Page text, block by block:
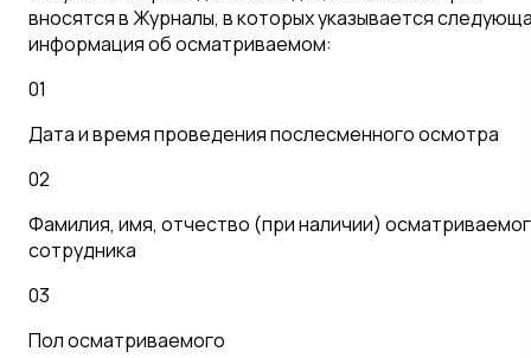
вносятся в Журналы, в которых указывается
информация об осматриваемом:
01
Дата и время проведения послесменного осмотра
02
Фамилия, имя, отчество (при наличии)
сотрудника
03
Пол осматриваемого